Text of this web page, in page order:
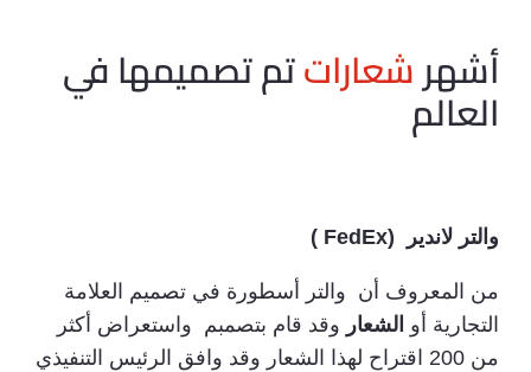
أشهرشعاراتتم تصميمها في
العالم
والتر لاندير (FedEx )
من المعروف أن والتر أسطورة في تصميم العلامة
التجارية أو الشعار وقد قام بتصمبم واستعراض أكثر
من 200 اقتراح لهذا الشعار وقد وافق الرئيس التنفيذي